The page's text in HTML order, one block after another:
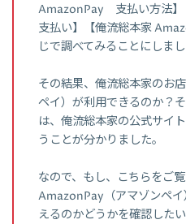
AmazonPay 支払い方法】
支払い】【俺流総本家
じで調べてみることにしまし
その結果、俺流総本家のお
ペイ）が利用できるのか？
は、俺流総本家の公式サイ
うことが分かりました。
なので、もし、こちらをご覧
AmazonPay（アマゾンペ
えるのかどうかを確認した